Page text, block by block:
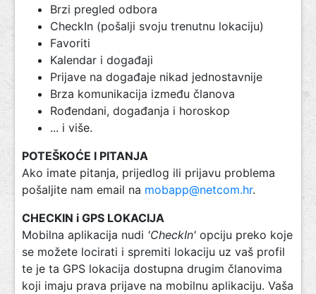
Brzi pregled odbora
CheckIn (pošalji svoju trenutnu lokaciju)
Favoriti
Kalendar i događaji
Prijave na događaje nikad jednostavnije
Brza komunikacija između članova
Rođendani, događanja i horoskop
... i više.
POTEŠKOĆE I PITANJA
Ako imate pitanja, prijedlog ili prijavu problema
pošaljite nam email na mobapp@netcom.hr.
CHECKIN i GPS LOKACIJA
Mobilna aplikacija nudi 'CheckIn' opciju preko koje
se možete locirati i spremiti lokaciju uz vaš profil
te je ta GPS lokacija dostupna drugim članovima
koji imaju prava prijave na mobilnu aplikaciju. Vaša